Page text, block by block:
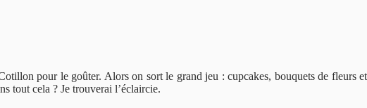
pour le goûter. Alors on sort le grand jeu : cupcakes, bouquets de fleurs et
tout cela ? Je trouverai l’éclaircie.